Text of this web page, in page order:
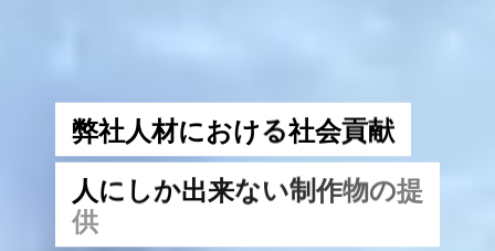
弊社人材における社会貢献
人に しか出来ない制作物の提
供